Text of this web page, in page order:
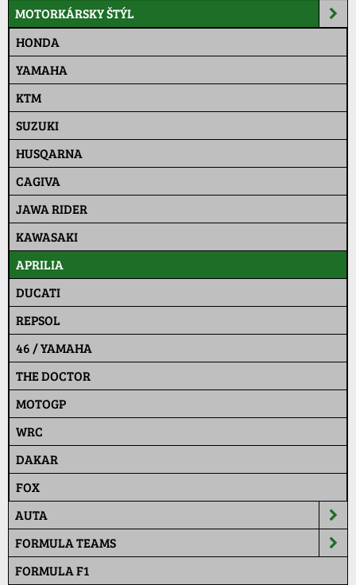
MOTORKÁRSKY ŠTÝL
HONDA
YAMAHA
KTM
SUZUKI
HUSQARNA
CAGIVA
JAWA RIDER
KAWASAKI
APRILIA
DUCATI
REPSOL
46 / YAMAHA
THE DOCTOR
MOTOGP
WRC
DAKAR
FOX
AUTA
FORMULA TEAMS
FORMULA F1